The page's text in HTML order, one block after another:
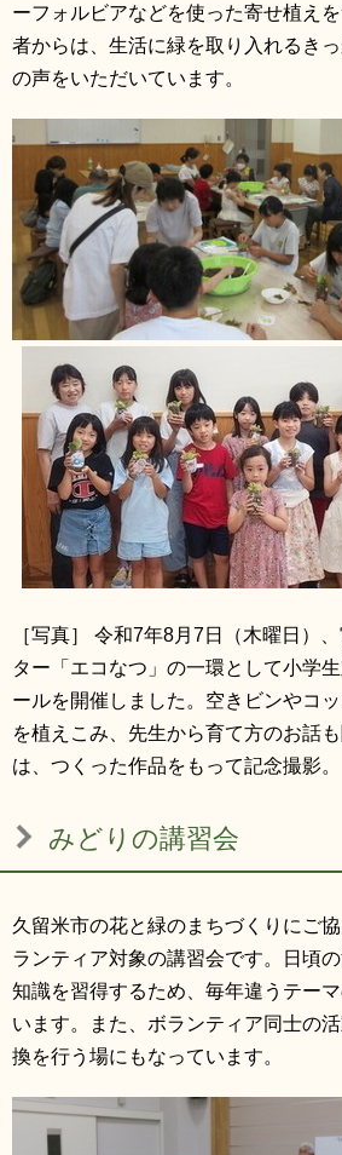
ーフォルビアなどを使った寄せ植え
者からは、生活に緑を取り入れるき
の声をいただいています。
［写真］ 令和7年8月7日（木曜日）
ター「エコなつ」の一環として小学
ールを開催しました。空きビンやコ
を植えこみ、先生から育て方のお話
は、つくった作品をもって記念撮影。
みどりの講習会
久留米市の花と緑のまちづくりにご
ランティア対象の講習会です。日頃
知識を習得するため、毎年違うテー
います。また、ボランティア同士の
換を行う場にもなっています。